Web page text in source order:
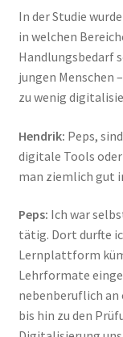
In der Studie
in welchen
Handlungsbedarf
jungen Menschen
zu wenig
Hendrik: Peps,
digitale Tools
man ziemlich gut
Peps: Ich war
tätig. Dort durfte
Lernplattform
Lehrformate
nebenberuflich an
bis hin zu den